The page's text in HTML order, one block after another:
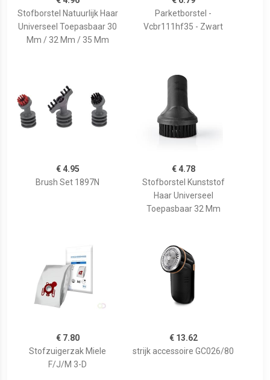
Stofborstel Natuurlijk Haar
Universeel Toepasbaar 30
Mm / 32 Mm / 35 Mm
Parketborstel -
Vcbr111hf35 - Zwart
€ 4.95
Brush Set 1897N
€ 4.78
Stofborstel Kunststof
Haar Universeel
Toepasbaar 32 Mm
€ 7.80
Stofzuigerzak Miele
F/J/M 3-D
€ 13.62
strijk accessoire GC026/80